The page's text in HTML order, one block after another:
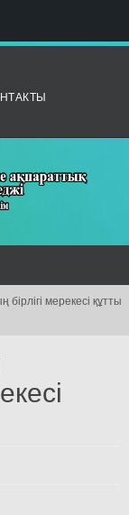
мерекесі құтты